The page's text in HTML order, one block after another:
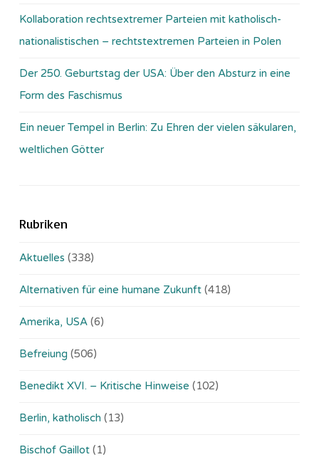
Kollaboration rechtsextremer Parteien mit katholisch-
nationalistischen – rechtstextremen Parteien in Polen
Der 250. Geburtstag der USA: Über den Absturz in eine
Form des Faschismus
Ein neuer Tempel in Berlin: Zu Ehren der vielen säkularen,
weltlichen Götter
Rubriken
Aktuelles (338)
Alternativen für eine humane Zukunft (418)
Amerika, USA (6)
Befreiung (506)
Benedikt XVI. – Kritische Hinweise (102)
Berlin, katholisch (13)
Bischof Gaillot (1)